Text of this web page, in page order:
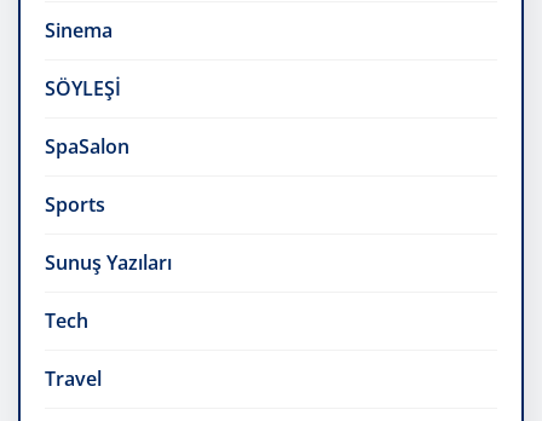
Sinema
SÖYLEŞİ
SpaSalon
Sports
Sunuş Yazıları
Tech
Travel